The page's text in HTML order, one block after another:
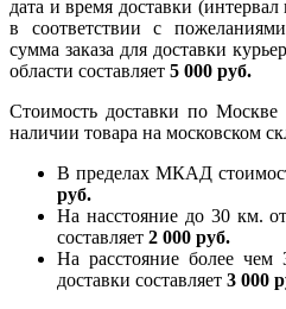
дата и время доставки
в соответствии с
сумма заказа для доставки
области составляет 5 000 руб.
Стоимость доставки по
наличии товара на московском
В пределах МКАД
руб.
На насcтояние до 30 км.
составляет 2 000 руб.
На расстояние более
доставки составляет 3 000